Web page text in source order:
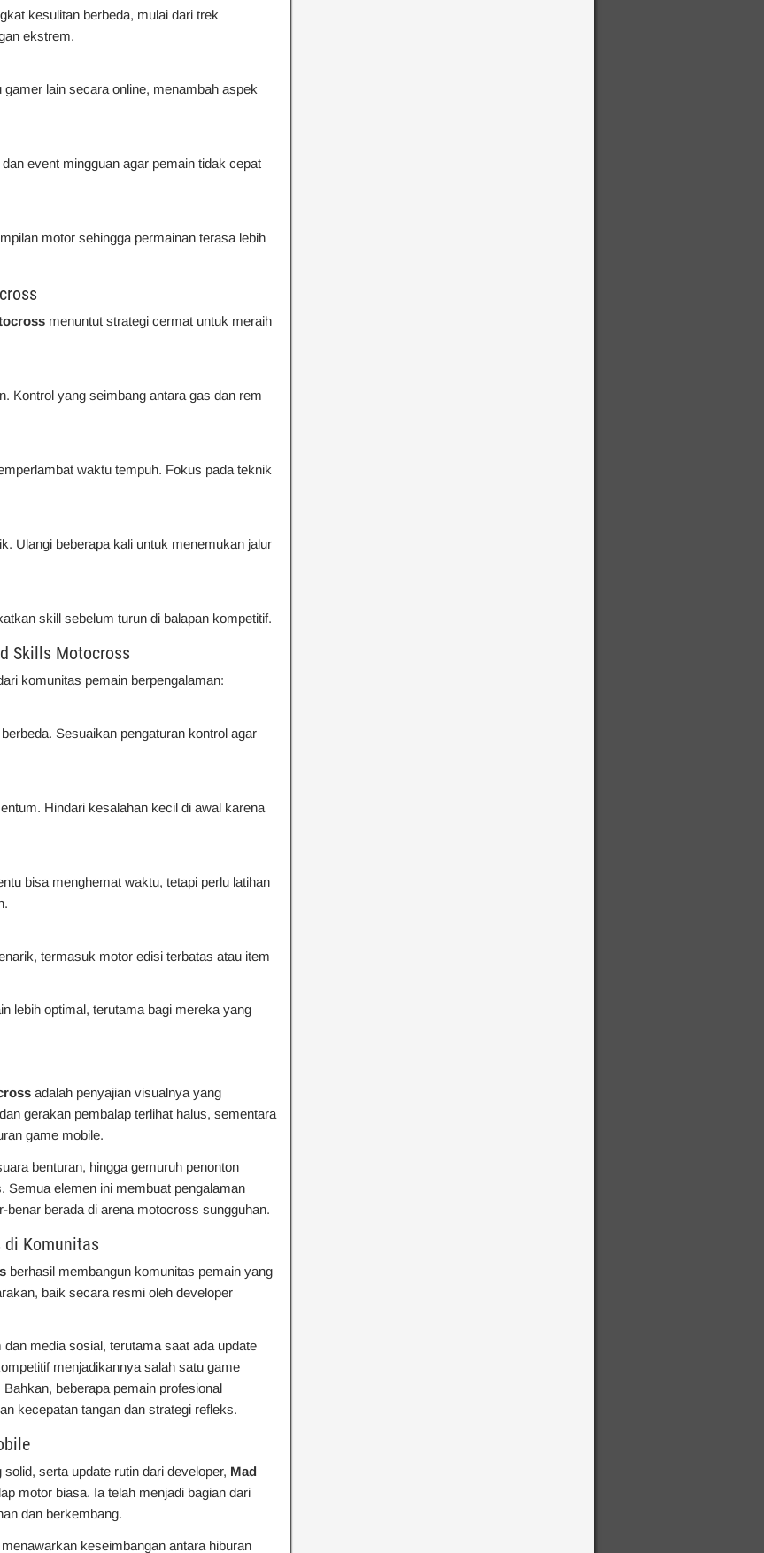
kesulitan berbeda, mulai dari trek
ekstrem.
lain secara online, menambah aspek
event mingguan agar pemain tidak cepat
motor sehingga permainan terasa lebih
menuntut strategi cermat untuk meraih
Kontrol yang seimbang antara gas dan rem
waktu tempuh. Fokus pada teknik
Ulangi beberapa kali untuk menemukan jalur
skill sebelum turun di balapan kompetitif.
Skills Motocross
komunitas pemain berpengalaman:
Sesuaikan pengaturan kontrol agar
Hindari kesalahan kecil di awal karena
bisa menghemat waktu, tetapi perlu latihan
termasuk motor edisi terbatas atau item
lebih optimal, terutama bagi mereka yang
adalah penyajian visualnya yang
gerakan pembalap terlihat halus, sementara
game mobile.
benturan, hingga gemuruh penonton
Semua elemen ini membuat pengalaman
berada di arena motocross sungguhan.
Komunitas
berhasil membangun komunitas pemain yang
baik secara resmi oleh developer
media sosial, terutama saat ada update
menjadikannya salah satu game
beberapa pemain profesional
kecepatan tangan dan strategi refleks.
serta update rutin dari developer, Mad
motor biasa. Ia telah menjadi bagian dari
dan berkembang.
keseimbangan antara hiburan